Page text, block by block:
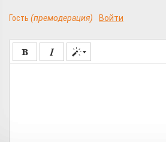
Гость (премодерация) Войти